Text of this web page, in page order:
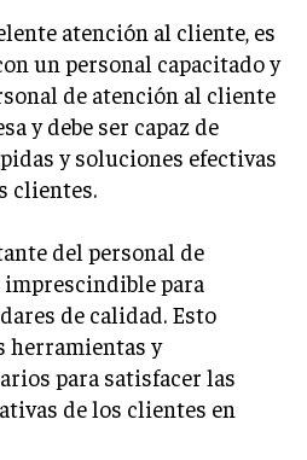
MEDIO AMBIENTE
TECNOLÓGICA
DIGITAL
Y BUSINESS
EMPRESARIAL
EMPRESARIAL
DE CONFLICTOS
atención al cliente, es
un personal capacitado y
de atención al cliente
y debe ser capaz de
y soluciones efectivas
clientes.
del personal de
para
de calidad. Esto
herramientas y
para satisfacer las
de los clientes en